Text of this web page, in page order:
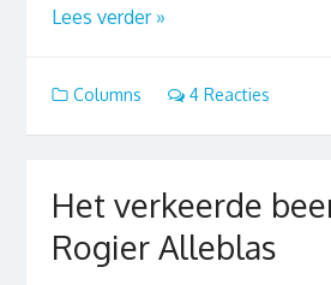
Lees verder »
Columns 4 Reacties
Het verkeerde
Rogier Alleblas